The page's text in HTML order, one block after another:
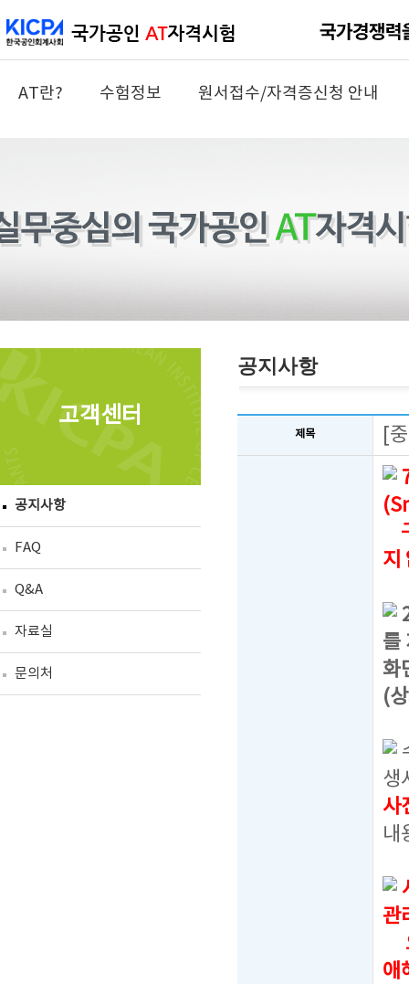
AT란? 수험정보 원서접수/자격증신청 안내
고객센터
공지사항
FAQ
Q&A
자료실
문의처
공지사항
제목
[
지
를
화
(
생
사
내
관
애